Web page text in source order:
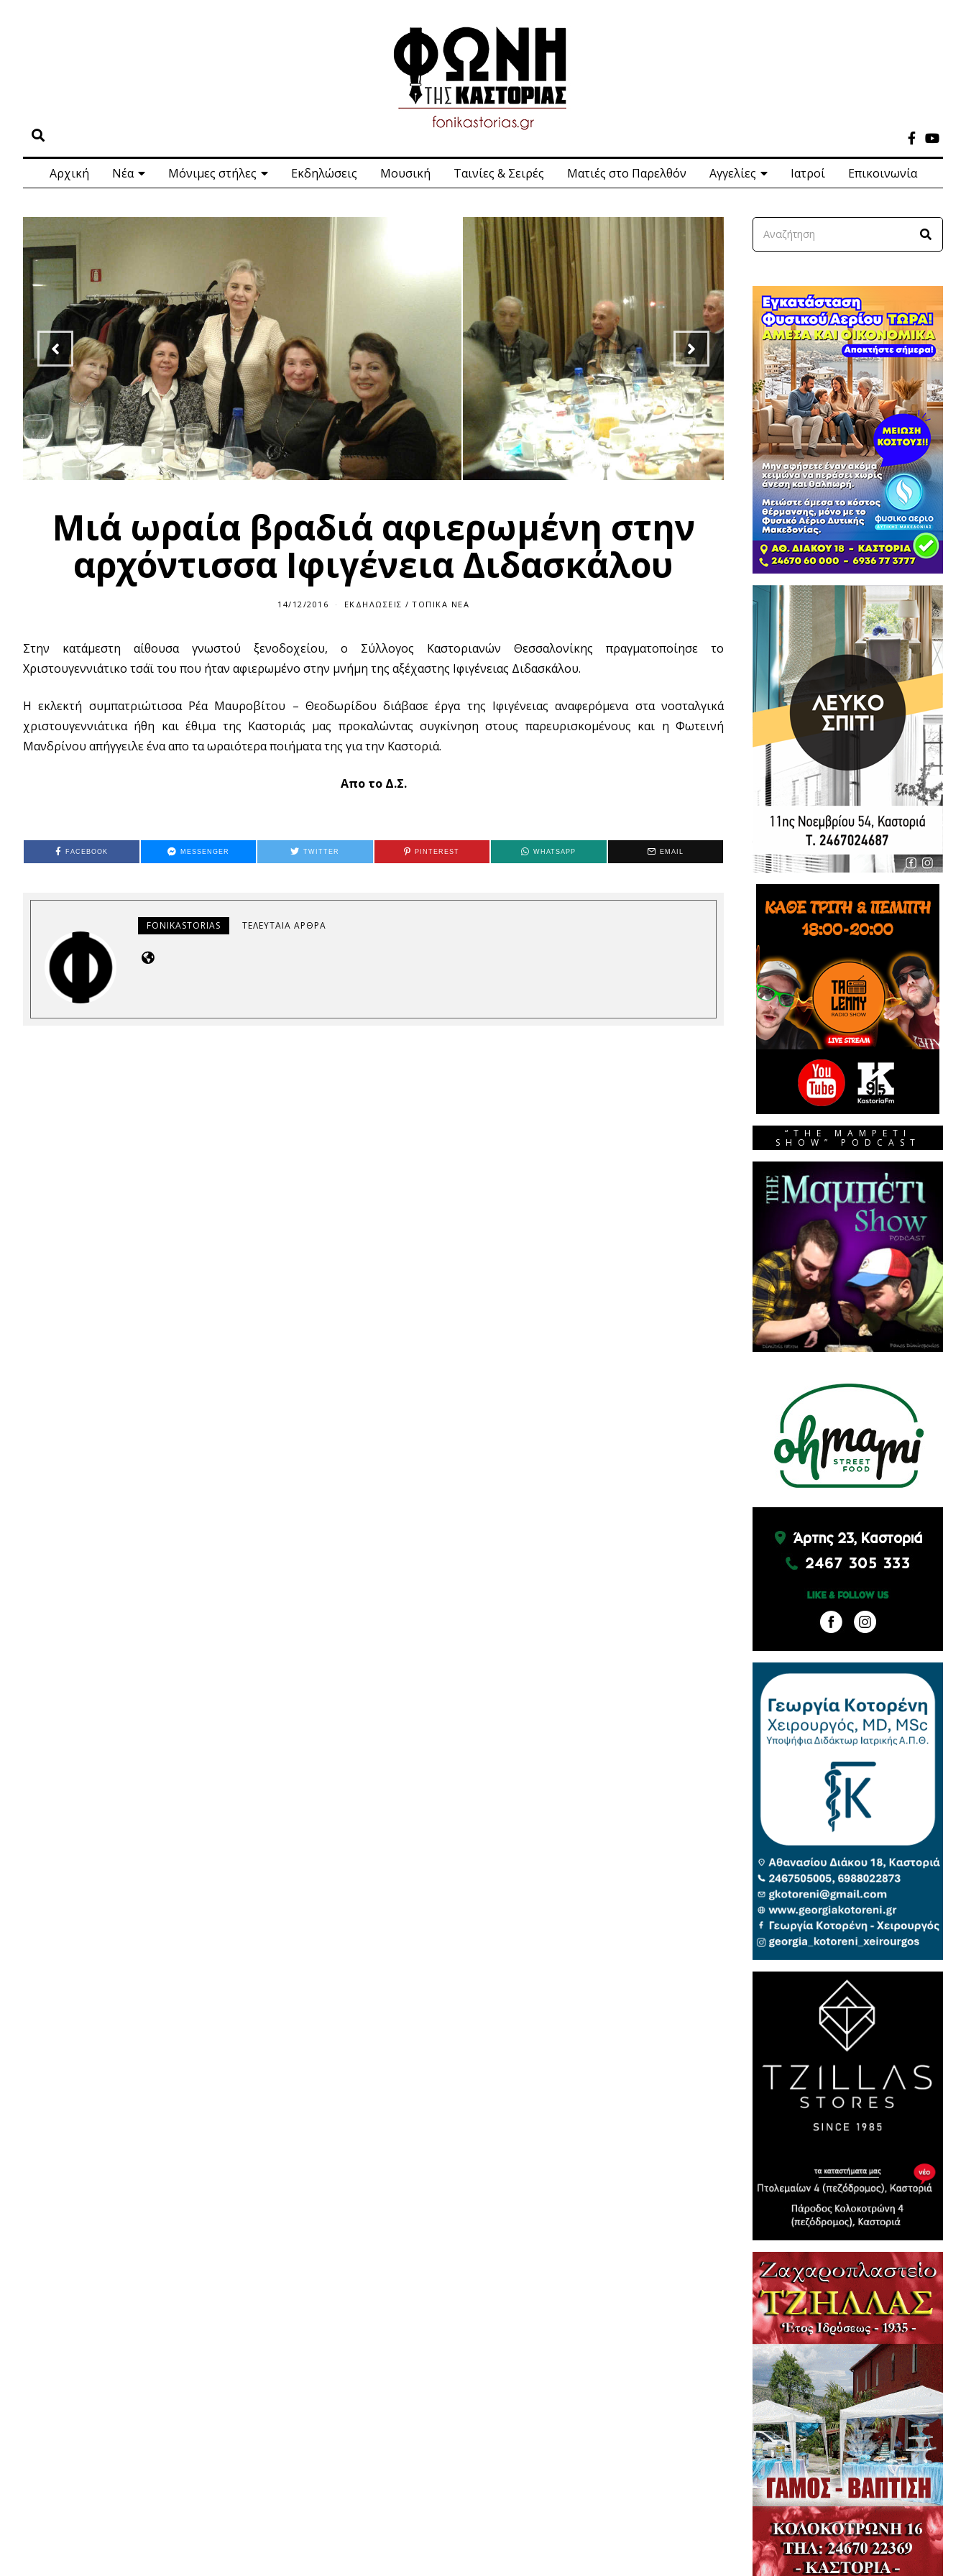
Αρχική Νέα Μόνιμες στήλες Εκδηλώσεις Μουσική Ταινίες & Σειρές Ματιές στο Παρελθόν Αγγελίες Ιατροί Επικοινωνία
Μιά ωραία βραδιά αφιερωμένη στην
αρχόντισσα Ιφιγένεια Διδασκάλου
14/12/2016 ΕΚΔΗΛΏΣΕΙΣ / ΤΟΠΙΚΆ ΝΈΑ
Στην κατάμεστη αίθουσα γνωστού ξενοδοχείου, ο Σύλλογος Καστοριανών Θεσσαλονίκης πραγματοποίησε το
Χριστουγεννιάτικο τσάϊ του που ήταν αφιερωμένο στην μνήμη της αξέχαστης Ιφιγένειας Διδασκάλου.
Η εκλεκτή συμπατριώτισσα Ρέα Μαυροβίτου – Θεοδωρίδου διάβασε έργα της Ιφιγένειας αναφερόμενα στα νοσταλγικά
χριστουγεννιάτικα ήθη και έθιμα της Καστοριάς μας προκαλώντας συγκίνηση στους παρευρισκομένους και η Φωτεινή
Μανδρίνου απήγγειλε ένα απο τα ωραιότερα ποιήματα της για την Καστοριά.
Απο το Δ.Σ.
FACEBOOK MESSENGER TWITTER PINTEREST WHATSAPP EMAIL
FONIKASTORIAS ΤΕΛΕΥΤΑΊΑ ΆΡΘΡΑ
“THE MAMPETI
SHOW” PODCAST